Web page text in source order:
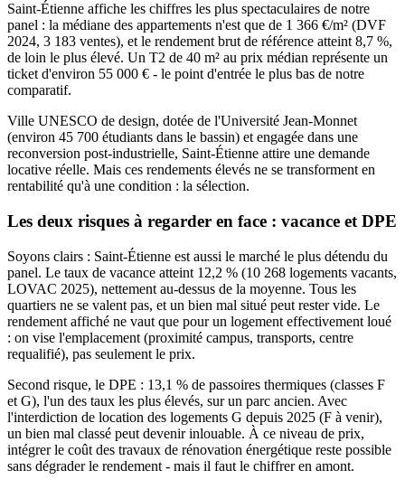
Saint-Étienne affiche les chiffres les plus spectaculaires de notre
panel : la médiane des appartements n'est que de 1 366 €/m² (DVF
2024, 3 183 ventes), et le rendement brut de référence atteint 8,7 %,
de loin le plus élevé. Un T2 de 40 m² au prix médian représente un
ticket d'environ 55 000 € - le point d'entrée le plus bas de notre
comparatif.
Ville UNESCO de design, dotée de l'Université Jean-Monnet
(environ 45 700 étudiants dans le bassin) et engagée dans une
reconversion post-industrielle, Saint-Étienne attire une demande
locative réelle. Mais ces rendements élevés ne se transforment en
rentabilité qu'à une condition : la sélection.
Les deux risques à regarder en face : vacance et DPE
Soyons clairs : Saint-Étienne est aussi le marché le plus détendu du
panel. Le taux de vacance atteint 12,2 % (10 268 logements vacants,
LOVAC 2025), nettement au-dessus de la moyenne. Tous les
quartiers ne se valent pas, et un bien mal situé peut rester vide. Le
rendement affiché ne vaut que pour un logement effectivement loué
: on vise l'emplacement (proximité campus, transports, centre
requalifié), pas seulement le prix.
Second risque, le DPE : 13,1 % de passoires thermiques (classes F
et G), l'un des taux les plus élevés, sur un parc ancien. Avec
l'interdiction de location des logements G depuis 2025 (F à venir),
un bien mal classé peut devenir inlouable. À ce niveau de prix,
intégrer le coût des travaux de rénovation énergétique reste possible
sans dégrader le rendement - mais il faut le chiffrer en amont.